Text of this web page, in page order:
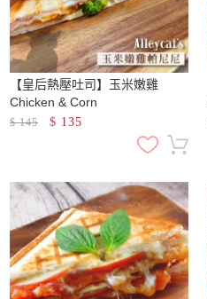
【皇后熱壓吐司】玉米嫩雞
Chicken & Corn
$145 $ 135